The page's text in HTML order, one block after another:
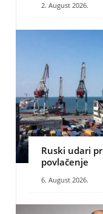
2. August 2026.
Ruski udari
povlačenje
6. August 2026.